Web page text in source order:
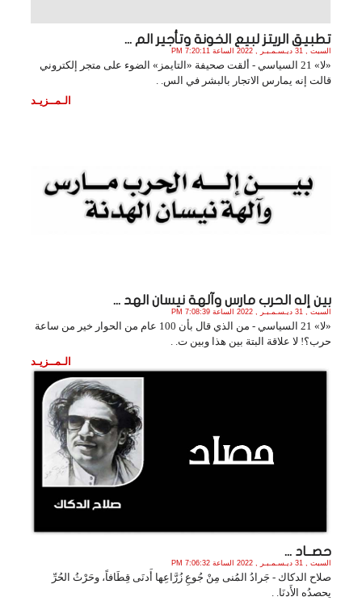
تطبيق الريتز لبيع الخونة وتأجير الم ...
السبت , 31 ديـسـمـبـر , 2022 الساعة 7:20:11 PM
«لا» 21 السياسي - ألقت صحيفة «التايمز» الضوء على متجر إلكتروني
قالت إنه يمارس الاتجار بالبشر في الس. .
الـمــزيـد
بين إله الحرب مارس وآلهة نيسان الهد ...
السبت , 31 ديـسـمـبـر , 2022 الساعة 7:08:39 PM
«لا» 21 السياسي - من الذي قال بأن 100 عام من الحوار خير من ساعة
حرب؟! لا علاقة البتة بين هذا وبين ت. .
الـمــزيـد
حصــاد ...
السبت , 31 ديـسـمـبـر , 2022 الساعة 7:06:32 PM
صلاح الدكاك - جَرادُ المُنى مِنْ جُوعِ زُرَّاعِها أَدنَى قِطَافاً، وحَرْثُ الحُرِّ
يحصدُه الأَدنَا. .